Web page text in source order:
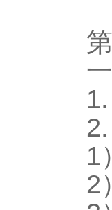
1
2